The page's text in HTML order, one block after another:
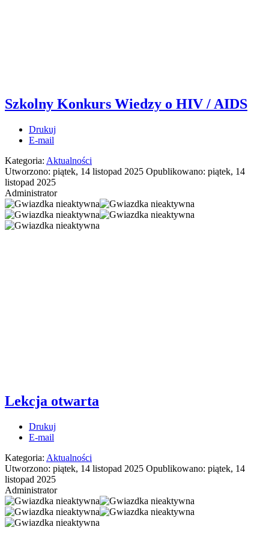
Szkolny Konkurs Wiedzy o HIV / AIDS
Drukuj
E-mail
Kategoria: Aktualności
Utworzono: piątek, 14 listopad 2025 Opublikowano: piątek, 14
listopad 2025
Administrator
Lekcja otwarta
Drukuj
E-mail
Kategoria: Aktualności
Utworzono: piątek, 14 listopad 2025 Opublikowano: piątek, 14
listopad 2025
Administrator